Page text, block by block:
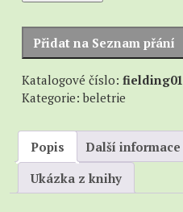
Přidat na Seznam přání
Katalogové číslo: fielding01
Kategorie:beletrie
Popis Další informace
Ukázka z knihy